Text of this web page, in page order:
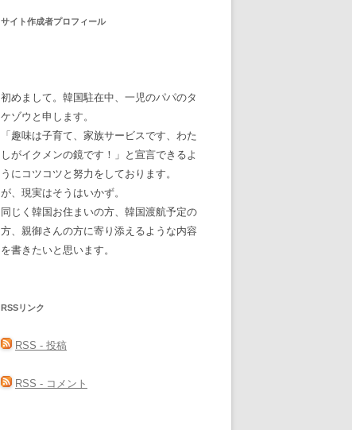
サイト作成者プロフィール
初めまして。韓国駐在中、一児のパパのタ
ケゾウと申します。
「趣味は子育て、家族サービスです、わた
しがイクメンの鏡です！」と宣言できるよ
うにコツコツと努力をしております。
が、現実はそうはいかず。
同じく韓国お住まいの方、韓国渡航予定の
方、親御さんの方に寄り添えるような内容
を書きたいと思います。
RSSリンク
RSS - 投稿
RSS - コメント